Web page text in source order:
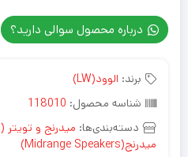
درباره محصول سوالی دارید؟
برند: الوود(LW)
شناسه محصول: 118010
دسته‌بندی‌ها: میدرنج و تویتر (Midrange &Tweeters)
میدرنج(Midrange Speakers)